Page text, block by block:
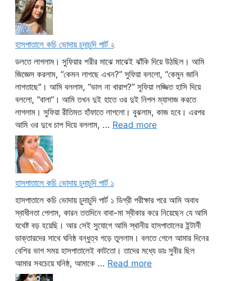
হাসপাতালে কচি ভোদায় চুদাচুদি পার্ট ২
ডলতে লাগলাম। সুফিয়ার শরীর মাঝে মাঝেই ঝাঁকি দিয়ে উঠছিল। আমি
জিজ্ঞেস করলাম, “কেমন লাগছে এখন?” সুফিয়া বললো, “কেমুন জানি
লাগতাছে”। আমি বললাম, “ভাল না খারাপ?” সুফিয়া লজ্জিত হাসি দিয়ে
বললো, “বালা”। আমি তখন দুই হাতে ওর দুই নিপল ম্যাসাজ করতে
লাগলাম। সুফিয়া রীতিমত হাঁফাতে লাগলো। বুঝলাম, কাজ হবে। এরপর
আমি ওর দুধে চাপ দিয়ে বললাম, ... Read more
হাসপাতালে কচি ভোদায় চুদাচুদি পার্ট ১
হাসপাতালে কচি ভোদায় চুদাচুদি পার্ট ১ ডিগ্রী পরীক্ষার পরে আমি অবাধ
স্বাধীনতা পেলাম, কারন ততদিনে বাবা-মা স্বীকার করে নিয়েছেন যে আমি
যথেষ্ট বড় হয়েছি। আর সেই সুযোগে আমি স্থানীয় হাসপাতালের ইন্টার্নী
ডাক্তারদের সাথে ঘনিষ্ঠ বন্ধুত্ব গড়ে তুললাম। বলতে গেলে আমার দিনের
বেশির ভাগ সময় হাসপাতালেই কাটতো। তাদের মধ্যে ডাঃ সুবীর ছিল
আমার সবচেয়ে ঘনিষ্ঠ, আমাকে ... Read more